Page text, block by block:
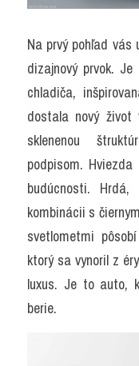
Na prvý pohľad
dizajnový prvok.
chladiča,
dostala nový život
sklenenou
podpisom.
budúcnosti. Hrdá,
kombinácii s
svetlometmi
ktorý sa vynoril z
luxus. Je to auto,
berie.